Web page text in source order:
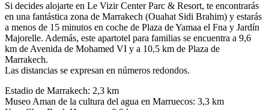
Si decides alojarte en Le Vizir Center Parc & Resort, te encontrarás
en una fantástica zona de Marrakech (Ouahat Sidi Brahim) y estarás
a menos de 15 minutos en coche de Plaza de Yamaa el Fna y Jardín
Majorelle. Además, este apartotel para familias se encuentra a 9,6
km de Avenida de Mohamed VI y a 10,5 km de Plaza de
Marrakech.
Las distancias se expresan en números redondos.
Estadio de Marrakech: 2,3 km
Museo Aman de la cultura del agua en Marruecos: 3,3 km